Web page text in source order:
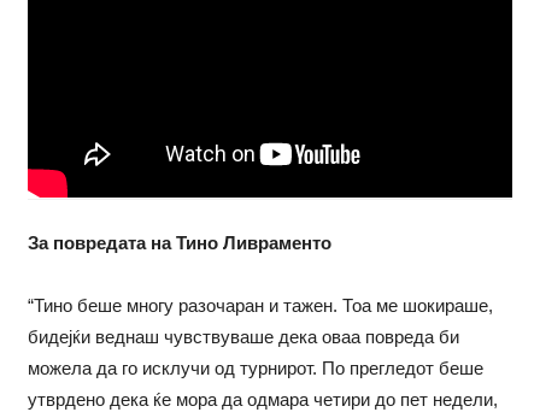
За повредата на Тино Ливраменто
“Тино беше многу разочаран и тажен. Тоа ме шокираше,
бидејќи веднаш чувствуваше дека оваа повреда би
можела да го исклучи од турнирот. По прегледот беше
утврдено дека ќе мора да одмара четири до пет недели,